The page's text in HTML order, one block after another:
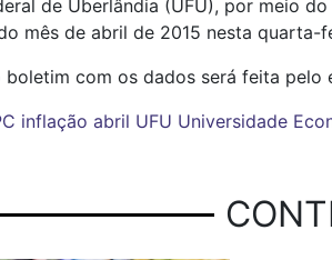
de Uberlândia (UFU), por meio
mês de abril de 2015 nesta quarta-
com os dados será feita pelo
inflação abril UFU Universidade